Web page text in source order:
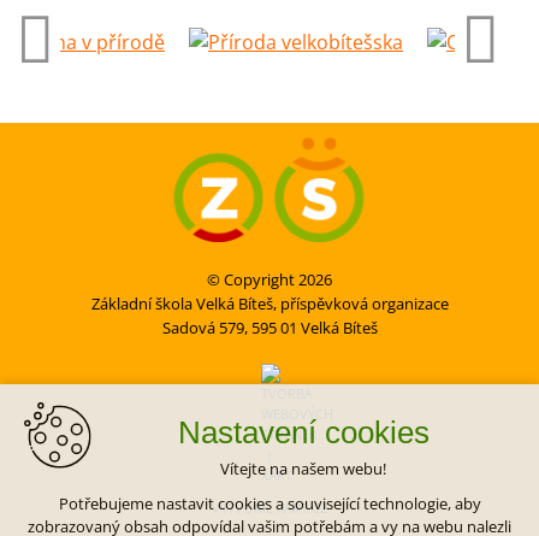
© Copyright 2026
Základní škola Velká Bíteš, příspěvková organizace
Sadová 579, 595 01 Velká Bíteš
VYTVOŘIL XART.CZ
Nastavení cookies
Vítejte na našem webu!
Potřebujeme nastavit cookies a související technologie, aby
zobrazovaný obsah odpovídal vašim potřebám a vy na webu nalezli